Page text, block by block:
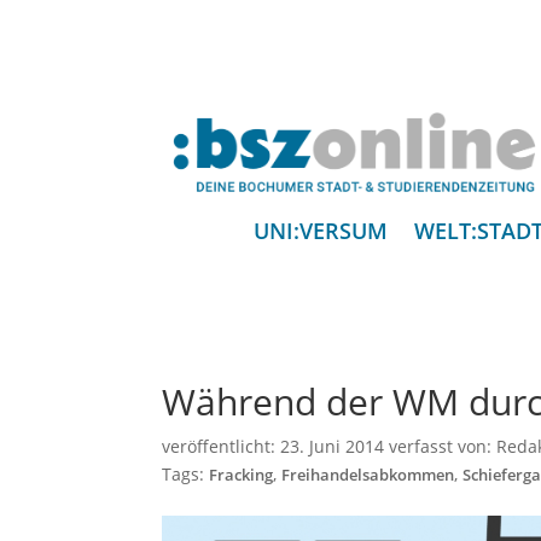
UNI:VERSUM
Während der WM
veröffentlicht:23. Juni 2014 verfasst von:
Tags: Fracking, Freihandelsabkommen,